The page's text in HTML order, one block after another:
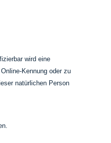
wird eine
Kennung oder zu
natürlichen Person